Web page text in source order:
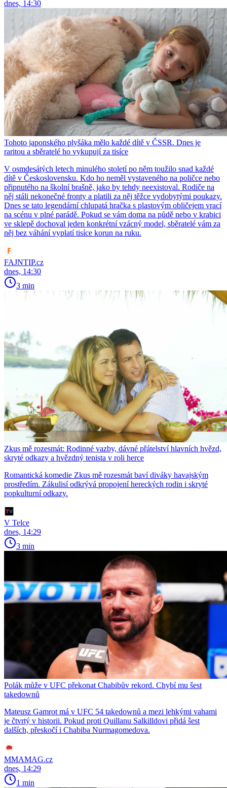
dnes, 14:30
Tohoto japonského plyšáka mělo každé dítě v ČSSR. Dnes je
raritou a sběratelé ho vykupují za tisíce
V osmdesátých letech minulého století po něm toužilo snad každé
dítě v Československu. Kdo ho neměl vystaveného na poličce nebo
připnutého na školní brašně, jako by tehdy neexistoval. Rodiče na
něj stáli nekonečné fronty a platili za něj těžce vydobytými poukazy.
Dnes se tato legendární chlupatá hračka s plastovým obličejem vrací
na scénu v plné parádě. Pokud se vám doma na půdě nebo v krabici
ve sklepě dochoval jeden konkrétní vzácný model, sběratelé vám za
něj bez váhání vyplatí tisíce korun na ruku.
FAJNTIP.cz
dnes, 14:30
3 min
Zkus mě rozesmát: Rodinné vazby, dávné přátelství hlavních hvězd,
skryté odkazy a hvězdný tenista v roli herce
Romantická komedie Zkus mě rozesmát baví diváky havajským
prostředím. Zákulisí odkrývá propojení hereckých rodin i skryté
popkulturní odkazy.
V Telce
dnes, 14:29
3 min
Polák může v UFC překonat Chabibův rekord. Chybí mu šest
takedownů
Mateusz Gamrot má v UFC 54 takedownů a mezi lehkými vahami
je čtvrtý v historii. Pokud proti Quillanu Salkilldovi přidá šest
dalších, přeskočí i Chabiba Nurmagomedova.
MMAMAG.cz
dnes, 14:29
1 min